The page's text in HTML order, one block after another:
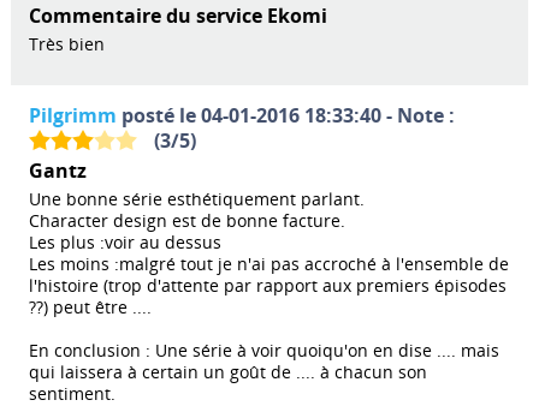
Commentaire du service Ekomi
Très bien
Pilgrimm posté le 04-01-2016 18:33:40 - Note :
(3/5)
Gantz
Une bonne série esthétiquement parlant.
Character design est de bonne facture.
Les plus :voir au dessus
Les moins :malgré tout je n'ai pas accroché à l'ensemble de
l'histoire (trop d'attente par rapport aux premiers épisodes
??) peut être ....
En conclusion : Une série à voir quoiqu'on en dise .... mais
qui laissera à certain un goût de .... à chacun son
sentiment.